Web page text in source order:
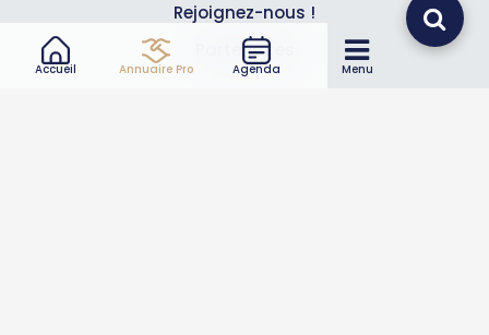
Accueil Annuaire Pro Agenda Menu
Rejoignez-nous !
Partenaires